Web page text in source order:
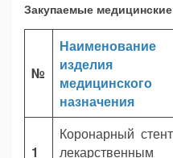
Закупаемые
№
Наименование
изделия
медицинского
назначения
1
Коронарный
лекарственным